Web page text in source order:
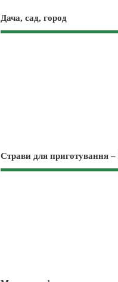
Дача, сад, город
Страви для приготування –